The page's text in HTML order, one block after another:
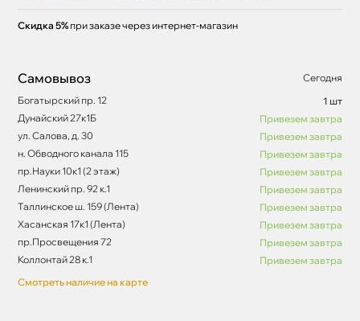
Скидка 5% при заказе через интернет-магазин
Самовывоз
Сегодня
Богатырский пр. 12
1 шт
Дунайский 27к1Б
Привезем завтра
ул. Салова, д. 30
Привезем завтра
н. Обводного канала 115
Привезем завтра
пр.Науки 10к1 (2 этаж)
Привезем завтра
Ленинский пр. 92 к.1
Привезем завтра
Таллинское ш. 159 (Лента)
Привезем завтра
Хасанская 17к1 (Лента)
Привезем завтра
пр.Просвещения 72
Привезем завтра
Коллонтай 28 к.1
Привезем завтра
Смотреть наличие на карте